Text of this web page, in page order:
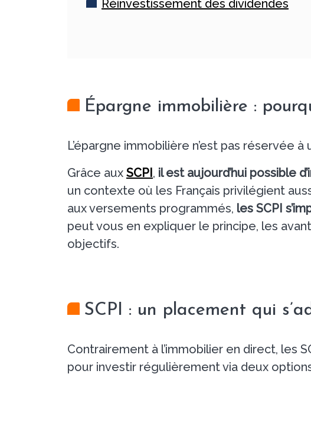
Réinvestissement des dividendes
Épargne immobilière :
L’épargne immobilière n’est pas réservée
Grâce aux SCPI, il est aujourd’hui possible
un contexte où les Français privilégient
aux versements programmés, les SCPI
peut vous en expliquer le principe, les
objectifs.
SCPI : un placement qui
Contrairement à l’immobilier en direct, les
pour investir régulièrement via deux